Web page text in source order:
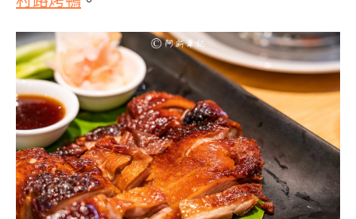
外皮烤起來沒有像台灣的烤鴨這麼焦脆，油
脂也較多一點，現在想起來有點像台中的美
村路烤鴨。